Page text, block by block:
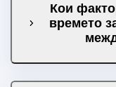
Кои
времето